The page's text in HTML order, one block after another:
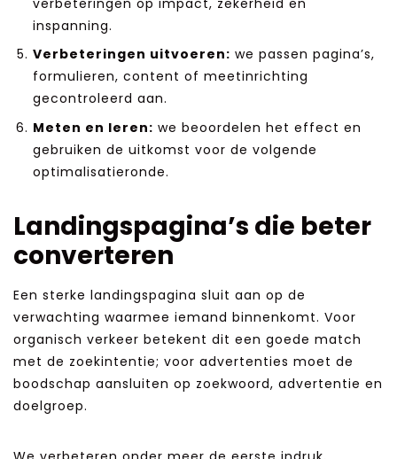
verbeteringen op impact, zekerheid en
inspanning.
Verbeteringen uitvoeren: we passen pagina’s,
formulieren, content of meetinrichting
gecontroleerd aan.
Meten en leren: we beoordelen het effect en
gebruiken de uitkomst voor de volgende
optimalisatieronde.
Landingspagina’s die beter
converteren
Een sterke landingspagina sluit aan op de
verwachting waarmee iemand binnenkomt. Voor
organisch verkeer betekent dit een goede match
met de zoekintentie; voor advertenties moet de
boodschap aansluiten op zoekwoord, advertentie en
doelgroep.